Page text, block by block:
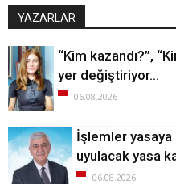
YAZARLAR
“Kim kazandı?”,
yer değiştiriyor…
06.08.2026
İşlemler
uyulacak yasa
06.08.2026